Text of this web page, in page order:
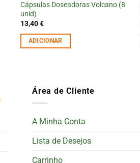
Cápsulas Doseadoras Volcano (8
unid)
13,40€
ADICIONAR
Área de Cliente
A Minha Conta
Lista de Desejos
Carrinho